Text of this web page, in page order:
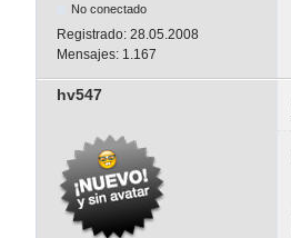
No conectado
Registrado: 28.05.2008
Mensajes: 1.167
hv547